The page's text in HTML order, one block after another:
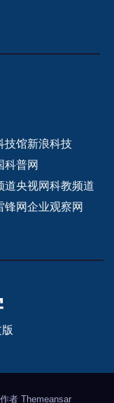
技馆新浪科技
科普网
道央视网科教频道
锋网企业观察网
者 Themeansar